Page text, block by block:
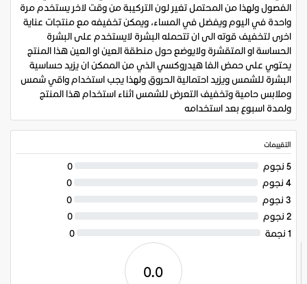
الفصول ولهذا من المحتمل تغير لون التركيبة من وقت لاخر يستخدم مرة
واحدة في اليوم ويفضل في المساء، ويمكن تخفيفه مع منتجات عناية
اخرى لتخفيف قوته الى ان تتحمله البشرة لايستخدم على البشرة
الحساسة او المتقشرة ولايوضع حول منطقة العين او العين هذا المنتج
يحتوي على حمض الفا هيدروكسي الذي من الممكن ان يزيد حساسية
البشرة للشمس ويزيد احتمالية الحروق ولهذا يجب استخدام واقي شمس
وملابس حامية وتخفيف التعرض للشمس اثناء استخدام هذا المنتج
ولمدة اسبوع بعد استخدامه
التقييمات
5 نجوم
0
4 نجوم
0
3 نجوم
0
2 نجوم
0
1 نجمة
0
0.0